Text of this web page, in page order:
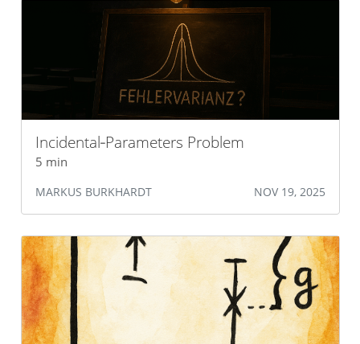
Incidental‐Parameters Problem
5 min
MARKUS BURKHARDT NOV 19, 2025